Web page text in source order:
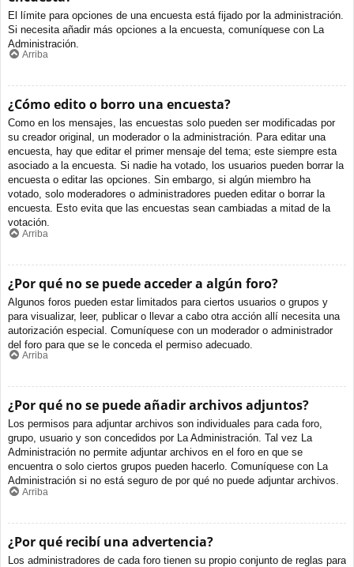
El límite para opciones de una encuesta está fijado por la administración.
Si necesita añadir más opciones a la encuesta, comuníquese con La
Administración.
Arriba
¿Cómo edito o borro una encuesta?
Como en los mensajes, las encuestas solo pueden ser modificadas por
su creador original, un moderador o la administración. Para editar una
encuesta, hay que editar el primer mensaje del tema; este siempre esta
asociado a la encuesta. Si nadie ha votado, los usuarios pueden borrar la
encuesta o editar las opciones. Sin embargo, si algún miembro ha
votado, solo moderadores o administradores pueden editar o borrar la
encuesta. Esto evita que las encuestas sean cambiadas a mitad de la
votación.
Arriba
¿Por qué no se puede acceder a algún foro?
Algunos foros pueden estar limitados para ciertos usuarios o grupos y
para visualizar, leer, publicar o llevar a cabo otra acción allí necesita una
autorización especial. Comuníquese con un moderador o administrador
del foro para que se le conceda el permiso adecuado.
Arriba
¿Por qué no se puede añadir archivos adjuntos?
Los permisos para adjuntar archivos son individuales para cada foro,
grupo, usuario y son concedidos por La Administración. Tal vez La
Administración no permite adjuntar archivos en el foro en que se
encuentra o solo ciertos grupos pueden hacerlo. Comuníquese con La
Administración si no está seguro de por qué no puede adjuntar archivos.
Arriba
¿Por qué recibí una advertencia?
Los administradores de cada foro tienen su propio conjunto de reglas para